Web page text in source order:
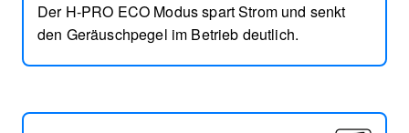
Der H-PRO ECO Modus spart Strom und senkt
den Geräuschpegel im Betrieb deutlich.